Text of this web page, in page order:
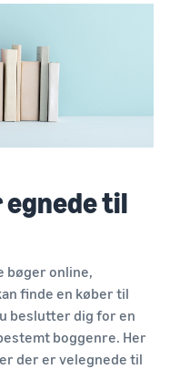
egnede til
bøger online,
finde en køber til
beslutter dig for en
boggenre. Her
der er velegnede til